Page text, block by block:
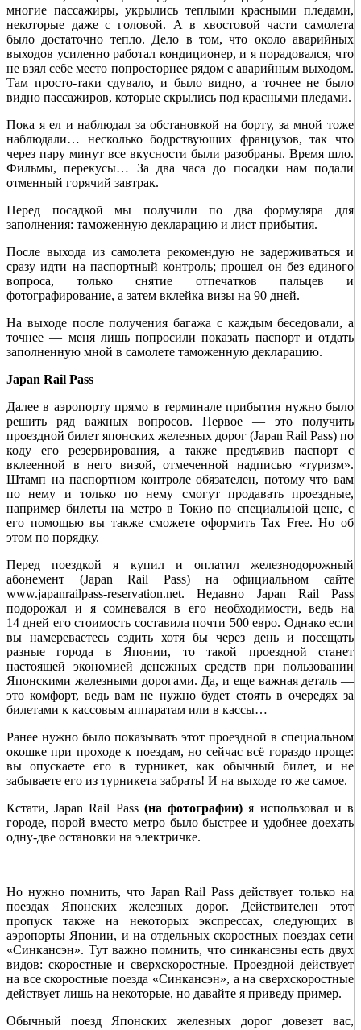
многие пассажиры, укрылись теплыми красными пледами,
некоторые даже с головой. А в хвостовой части самолета
было достаточно тепло. Дело в том, что около аварийных
выходов усиленно работал кондиционер, и я порадовался, что
не взял себе место попросторнее рядом с аварийным выходом.
Там просто-таки сдувало, и было видно, а точнее не было
видно пассажиров, которые скрылись под красными пледами.
Пока я ел и наблюдал за обстановкой на борту, за мной тоже
наблюдали… несколько бодрствующих французов, так что
через пару минут все вкусности были разобраны. Время шло.
Фильмы, перекусы… За два часа до посадки нам подали
отменный горячий завтрак.
Перед посадкой мы получили по два формуляра для
заполнения: таможенную декларацию и лист прибытия.
После выхода из самолета рекомендую не задерживаться и
сразу идти на паспортный контроль; прошел он без единого
вопроса, только снятие отпечатков пальцев и
фотографирование, а затем вклейка визы на 90 дней.
На выходе после получения багажа с каждым беседовали, а
точнее — меня лишь попросили показать паспорт и отдать
заполненную мной в самолете таможенную декларацию.
Japan Rail Pass
Далее в аэропорту прямо в терминале прибытия нужно было
решить ряд важных вопросов. Первое — это получить
проездной билет японских железных дорог (Japan Rail Pass) по
коду его резервирования, а также предъявив паспорт с
вклеенной в него визой, отмеченной надписью «туризм».
Штамп на паспортном контроле обязателен, потому что вам
по нему и только по нему смогут продавать проездные,
например билеты на метро в Токио по специальной цене, с
его помощью вы также сможете оформить Tax Free. Но об
этом по порядку.
Перед поездкой я купил и оплатил железнодорожный
абонемент (Japan Rail Pass) на официальном сайте
www.japanrailpass-reservation.net. Недавно Japan Rail Pass
подорожал и я сомневался в его необходимости, ведь на
14 дней его стоимость составила почти 500 евро. Однако если
вы намереваетесь ездить хотя бы через день и посещать
разные города в Японии, то такой проездной станет
настоящей экономией денежных средств при пользовании
Японскими железными дорогами. Да, и еще важная деталь —
это комфорт, ведь вам не нужно будет стоять в очередях за
билетами к кассовым аппаратам или в кассы…
Ранее нужно было показывать этот проездной в специальном
окошке при проходе к поездам, но сейчас всё гораздо проще:
вы опускаете его в турникет, как обычный билет, и не
забываете его из турникета забрать! И на выходе то же самое.
Кстати, Japan Rail Pass (на фотографии) я использовал и в
городе, порой вместо метро было быстрее и удобнее доехать
одну-две остановки на электричке.
Но нужно помнить, что Japan Rail Pass действует только на
поездах Японских железных дорог. Действителен этот
пропуск также на некоторых экспрессах, следующих в
аэропорты Японии, и на отдельных скоростных поездах сети
«Синкансэн». Тут важно помнить, что синкансэны есть двух
видов: скоростные и сверхскоростные. Проездной действует
на все скоростные поезда «Синкансэн», а на сверхскоростные
действует лишь на некоторые, но давайте я приведу пример.
Обычный поезд Японских железных дорог довезет вас,